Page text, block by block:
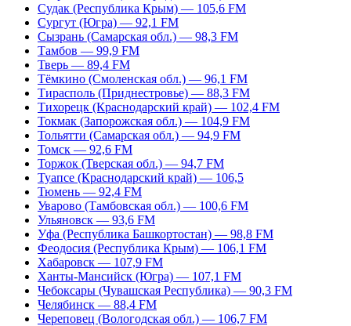
Судак (Республика Крым) — 105,6 FM
Сургут (Югра) — 92,1 FM
Сызрань (Самарская обл.) — 98,3 FM
Тамбов — 99,9 FM
Тверь — 89,4 FM
Тёмкино (Смоленская обл.) — 96,1 FM
Тирасполь (Приднестровье) — 88,3 FM
Тихорецк (Краснодарский край) — 102,4 FM
Токмак (Запорожская обл.) — 104,9 FM
Тольятти (Самарская обл.) — 94,9 FM
Томск — 92,6 FM
Торжок (Тверская обл.) — 94,7 FM
Туапсе (Краснодарский край) — 106,5
Тюмень — 92,4 FM
Уварово (Тамбовская обл.) — 100,6 FM
Ульяновск — 93,6 FM
Уфа (Республика Башкортостан) — 98,8 FM
Феодосия (Республика Крым) — 106,1 FM
Хабаровск — 107,9 FM
Ханты-Мансийск (Югра) — 107,1 FM
Чебоксары (Чувашская Республика) — 90,3 FM
Челябинск — 88,4 FM
Череповец (Вологодская обл.) — 106,7 FM